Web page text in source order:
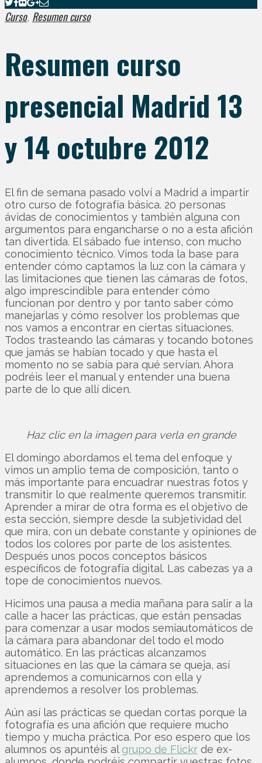
Curso, Resumen curso
Resumen curso
presencial Madrid 13
y 14 octubre 2012
El fin de semana pasado volví a Madrid a impartir
otro curso de fotografía básica. 20 personas
ávidas de conocimientos y también alguna con
argumentos para engancharse o no a esta afición
tan divertida. El sábado fue intenso, con mucho
conocimiento técnico. Vimos toda la base para
entender cómo captamos la luz con la cámara y
las limitaciones que tienen las cámaras de fotos,
algo imprescindible para entender cómo
funcionan por dentro y por tanto saber cómo
manejarlas y cómo resolver los problemas que
nos vamos a encontrar en ciertas situaciones.
Todos trasteando las cámaras y tocando botones
que jamás se habían tocado y que hasta el
momento no se sabía para qué servían. Ahora
podréis leer el manual y entender una buena
parte de lo que allí dicen.
Haz clic en la imagen para verla en grande
El domingo abordamos el tema del enfoque y
vimos un amplio tema de composición, tanto o
más importante para encuadrar nuestras fotos y
transmitir lo que realmente queremos transmitir.
Aprender a mirar de otra forma es el objetivo de
esta sección, siempre desde la subjetividad del
que mira, con un debate constante y opiniones de
todos los colores por parte de los asistentes.
Después unos pocos conceptos básicos
específicos de fotografía digital. Las cabezas ya a
tope de conocimientos nuevos.
Hicimos una pausa a media mañana para salir a la
calle a hacer las prácticas, que están pensadas
para comenzar a usar modos semiautomáticos de
la cámara para abandonar del todo el modo
automático. En las prácticas alcanzamos
situaciones en las que la cámara se queja, así
aprendemos a comunicarnos con ella y
aprendemos a resolver los problemas.
Aún así las prácticas se quedan cortas porque la
fotografía es una afición que requiere mucho
tiempo y mucha práctica. Por eso espero que los
alumnos os apuntéis algrupo de Flickr de ex-